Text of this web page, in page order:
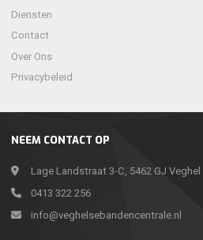
NEEM CONTACT OP
Lage Landstraat 3-C, 5462 GJ Veghel
0413 322 256
info@veghelsebandencentrale.nl
Diensten
Contact
Over Ons
Privacybeleid